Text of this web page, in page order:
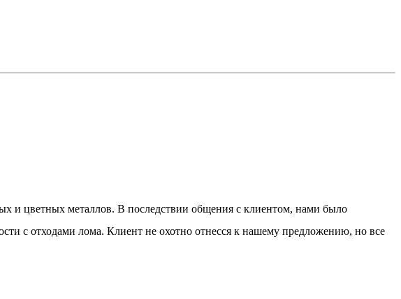
и цветных металлов. В последствии общения с клиентом, нами было
с отходами лома. Клиент не охотно отнесся к нашему предложению, но все